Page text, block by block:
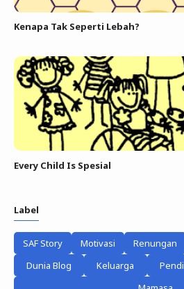
Kenapa Tak Seperti Lebah?
Every Child Is Spesial
Label
SAF Story Motivasi Renungan
Dunia Blog
Keluarga